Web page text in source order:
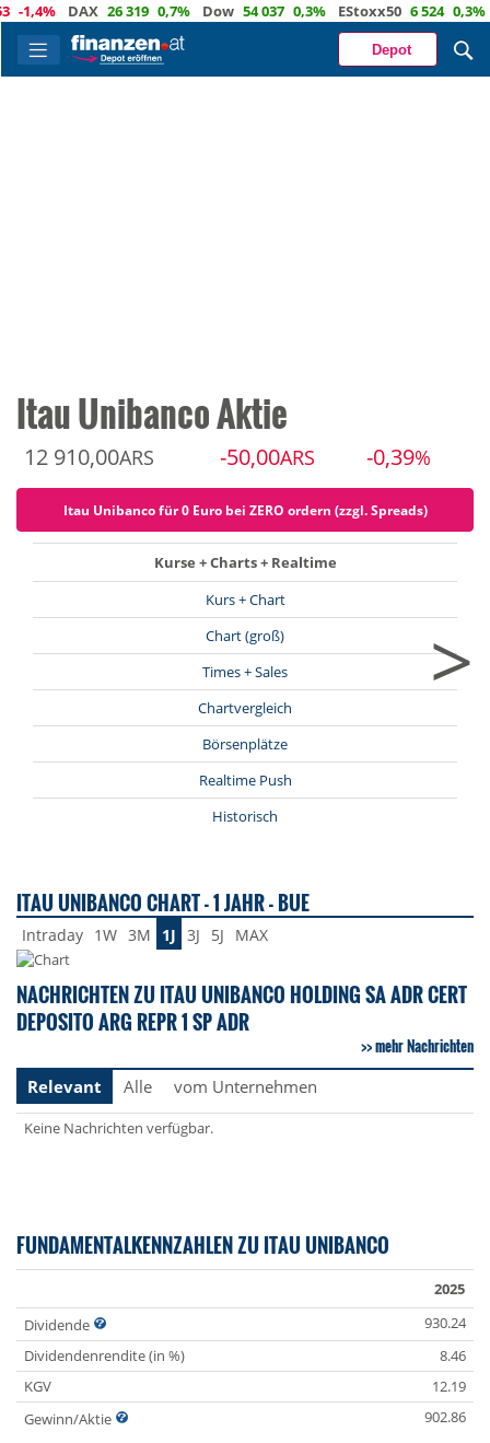
DAX 26 319 0,7% Dow 54 037 0,3% EStoxx50 6 524 0,3%
Depot
Itau Unibanco Aktie
12 910,00ARS -50,00ARS -0,39%
Itau Unibanco für 0 Euro bei ZERO ordern (zzgl. Spreads)
Kurse + Charts + Realtime
Kurs + Chart
Chart (groß)
Times + Sales
Chartvergleich
Börsenplätze
Realtime Push
Historisch
>
ITAU UNIBANCO CHART - 1 JAHR - BUE
Intraday 1W 3M 1J 3J 5J MAX
NACHRICHTEN ZU ITAU UNIBANCO HOLDING SA ADR CERT
DEPOSITO ARG REPR 1 SP ADR
mehr Nachrichten
Relevant
Alle vom Unternehmen
Keine Nachrichten verfügbar.
FUNDAMENTALKENNZAHLEN ZU ITAU UNIBANCO
2025
Dividende
930.24
Dividendenrendite (in %)
8.46
KGV
12.19
Gewinn/Aktie
902.86